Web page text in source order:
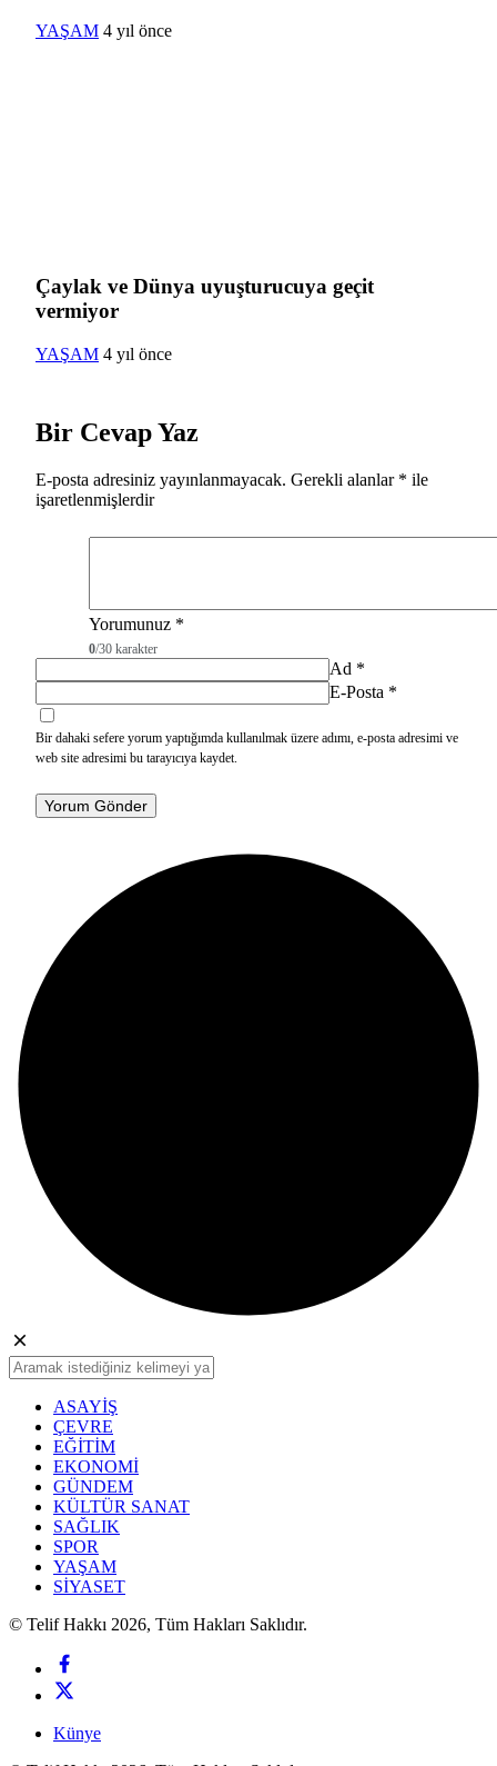
YAŞAM 4 yıl önce
Çaylak ve Dünya uyuşturucuya geçit
vermiyor
YAŞAM 4 yıl önce
Bir Cevap Yaz
E-posta adresiniz yayınlanmayacak. Gerekli alanlar * ile
işaretlenmişlerdir
Yorumunuz *
0/30 karakter
Ad *
E-Posta *
Bir dahaki sefere yorum yaptığımda kullanılmak üzere adımı, e-posta adresimi ve
web site adresimi bu tarayıcıya kaydet.
Yorum Gönder
ASAYİŞ
ÇEVRE
EĞİTİM
EKONOMİ
GÜNDEM
KÜLTÜR SANAT
SAĞLIK
SPOR
YAŞAM
SİYASET
© Telif Hakkı 2026, Tüm Hakları Saklıdır.
Künye